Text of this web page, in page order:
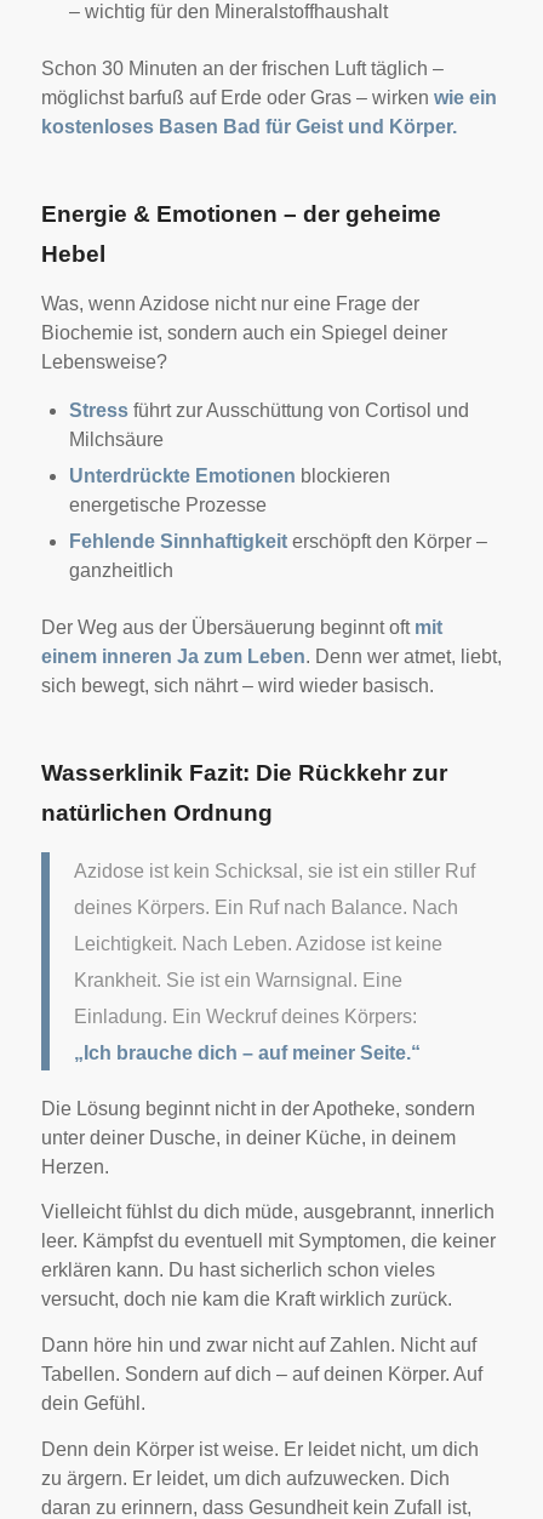
– wichtig für den Mineralstoffhaushalt
Schon 30 Minuten an der frischen Luft täglich –
möglichst barfuß auf Erde oder Gras – wirken wie ein
kostenloses Basen Bad für Geist und Körper.
Energie & Emotionen – der geheime
Hebel
Was, wenn Azidose nicht nur eine Frage der
Biochemie ist, sondern auch ein Spiegel deiner
Lebensweise?
Stressführt zur Ausschüttung von Cortisol und
Milchsäure
Unterdrückte Emotionen blockieren
energetische Prozesse
Fehlende Sinnhaftigkeiterschöpft den Körper –
ganzheitlich
Der Weg aus der Übersäuerung beginnt oft mit
einem inneren Ja zum Leben. Denn wer atmet, liebt,
sich bewegt, sich nährt – wird wieder basisch.
Wasserklinik Fazit: Die Rückkehr zur
natürlichen Ordnung
Azidose ist kein Schicksal, sie ist ein stiller Ruf
deines Körpers. Ein Ruf nach Balance. Nach
Leichtigkeit. Nach Leben. Azidose ist keine
Krankheit. Sie ist ein Warnsignal. Eine
Einladung. Ein Weckruf deines Körpers:
„Ich brauche dich – auf meiner Seite.“
Die Lösung beginnt nicht in der Apotheke, sondern
unter deiner Dusche, in deiner Küche, in deinem
Herzen.
Vielleicht fühlst du dich müde, ausgebrannt, innerlich
leer. Kämpfst du eventuell mit Symptomen, die keiner
erklären kann. Du hast sicherlich schon vieles
versucht, doch nie kam die Kraft wirklich zurück.
Dann höre hin und zwar nicht auf Zahlen. Nicht auf
Tabellen. Sondern auf dich – auf deinen Körper. Auf
dein Gefühl.
Denn dein Körper ist weise. Er leidet nicht, um dich
zu ärgern. Er leidet, um dich aufzuwecken. Dich
daran zu erinnern, dass Gesundheit kein Zufall ist,